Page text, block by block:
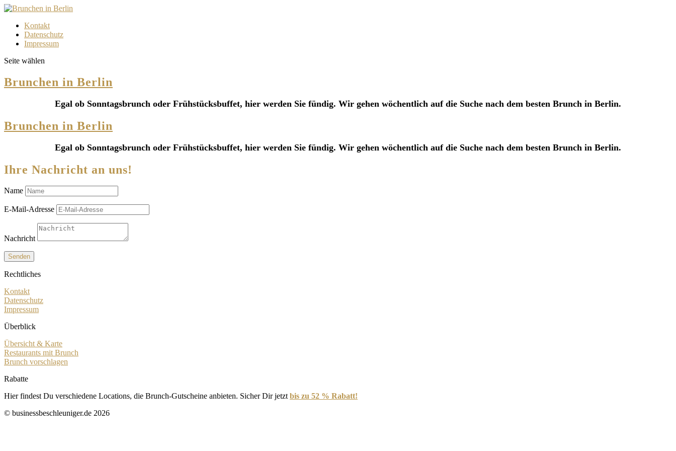
Kontakt
Datenschutz
Impressum
Seite wählen
Brunchen in Berlin
Egal ob Sonntagsbrunch oder Frühstücksbuffet, hier werden Sie fündig. Wir gehen wöchentlich auf die Suche nach dem besten Brunch in Berlin.
Brunchen in Berlin
Egal ob Sonntagsbrunch oder Frühstücksbuffet, hier werden Sie fündig. Wir gehen wöchentlich auf die Suche nach dem besten Brunch in Berlin.
Ihre Nachricht an uns!
Name
E-Mail-Adresse
Nachricht
Senden
Rechtliches
Kontakt
Datenschutz
Impressum
Überblick
Übersicht & Karte
Restaurants mit Brunch
Brunch vorschlagen
Rabatte
Hier findest Du verschiedene Locations, die Brunch-Gutscheine anbieten. Sicher Dir jetztbis zu 52 % Rabatt!
© businessbeschleuniger.de 2026